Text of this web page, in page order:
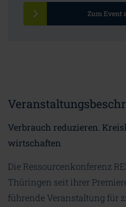
Zum Event
Verbrauch reduzieren.
wirtschaften
Die Ressourcenkonferenz
Thüringen seit ihrer
führende Veranstaltung für